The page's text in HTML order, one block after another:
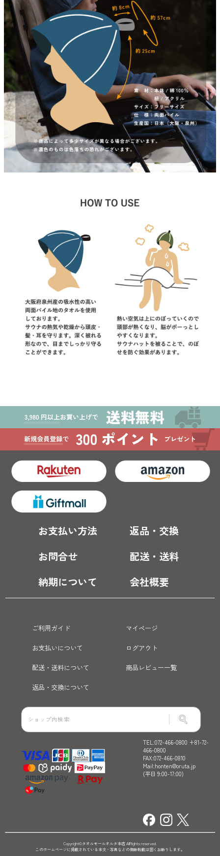
お支払い方法
返品・交換
お問合せ
配送・送料
納期について
会社概要
ご利用ガイド
マイページ
お支払いについて
ログアウト
配送・送料について
商品レビュー一覧
返品・交換について
TEL:072-466-0800 +81-72-
466-0800
FAX:072-466-0810
Mail:honten@oruta.jp
(平日 9:00-17:00)
Copyright©タオルモールオルタ本店 AllRights reserved.
このホームページに掲載されている本文・写真などの無断転載は固くお断りします。